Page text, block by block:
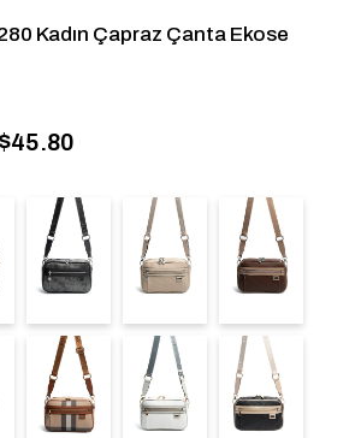
Kadın Çapraz Çanta Ekose
$45.80